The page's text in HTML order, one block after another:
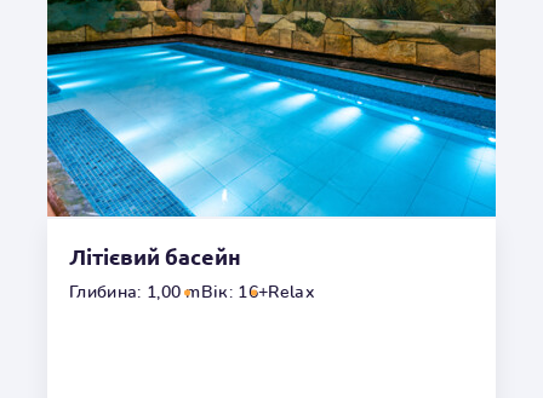
1,00m
Гідромасаж
Ні
Температура
34oC
Літієвий басейн
Глибина: 1,00 mВік: 16+Relax